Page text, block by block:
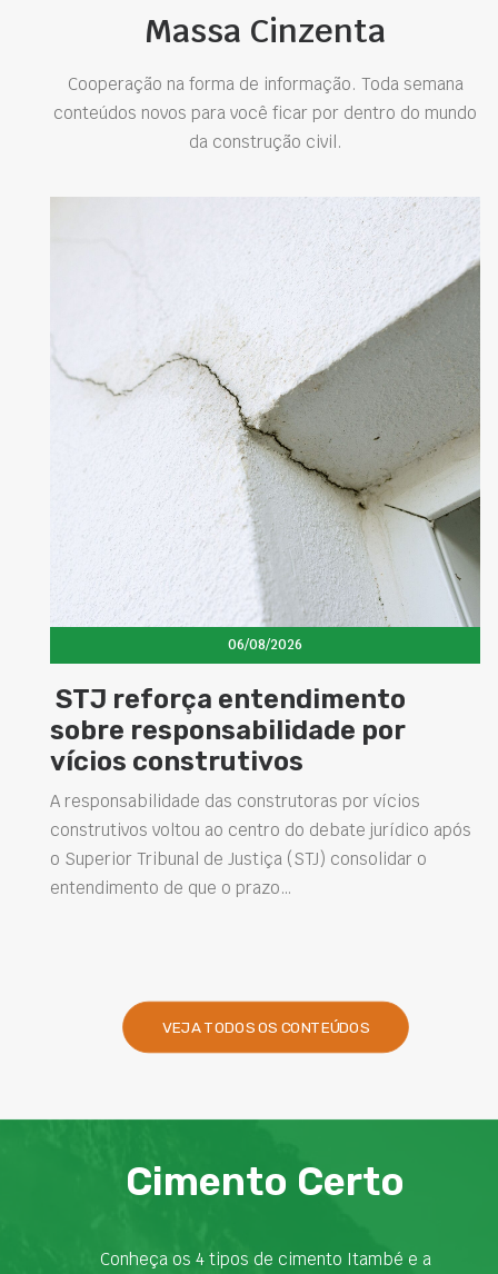
Massa Cinzenta
Cooperação na forma de informação. Toda semana
conteúdos novos para você ficar por dentro do mundo
da construção civil.
entendimento
por
das construtoras por vícios
ao centro do debate jurídico após
de Justiça (STJ) consolidar o
de que o prazo…
elevam
Projetar
intervenções
VEJA TODOS OS CONTEÚDOS
Cimento Certo
Conheça os 4 tipos de cimento Itambé e a